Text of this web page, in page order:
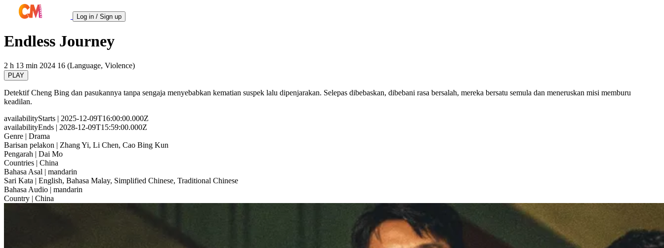
Log in / Sign up
Endless Journey
2 h 13 min 2024 16 (Language, Violence)
PLAY
Detektif Cheng Bing dan pasukannya tanpa sengaja menyebabkan kematian suspek lalu dipenjarakan. Selepas dibebaskan, dibebani rasa bersalah, mereka bersatu semula dan meneruskan misi memburu
keadilan.
availabilityStarts | 2025-12-09T16:00:00.000Z
availabilityEnds | 2028-12-09T15:59:00.000Z
Genre | Drama
Barisan pelakon | Zhang Yi, Li Chen, Cao Bing Kun
Pengarah | Dai Mo
Countries | China
Bahasa Asal | mandarin
Sari Kata | English, Bahasa Malay, Simplified Chinese, Traditional Chinese
Bahasa Audio | mandarin
Country | China